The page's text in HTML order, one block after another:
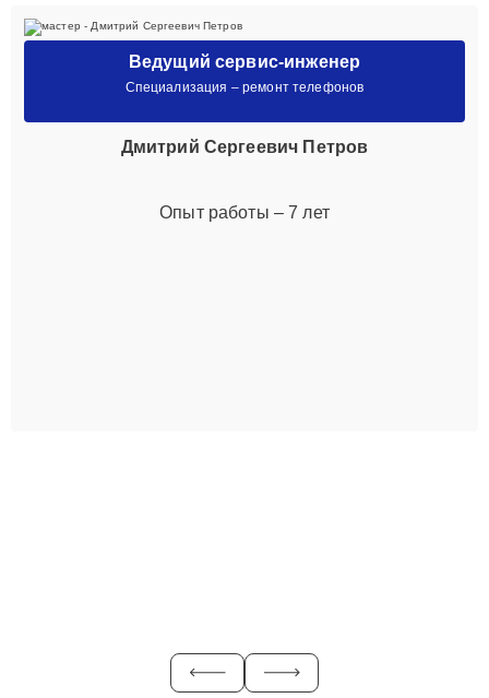
Ведущий сервис-инженер
Специализация – ремонт телефонов
Дмитрий Сергеевич Петров
Опыт работы – 7 лет